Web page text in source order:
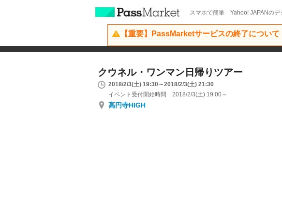
スマホで簡単 Yahoo! JAPANのデ
【重要】PassMarketサービスの終了について
クウネル・ワンマン日帰りツアー
2018/2/3(土) 19:30～2018/2/3(土) 21:30
イベント受付開始時間 2018/2/3(土) 19:00～
高円寺HIGH